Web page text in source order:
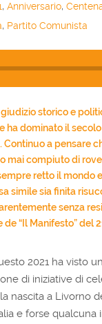
,Anniversario,
, Partito Comunista
giudizio storico e
ha dominato il
Continuo a pensare
mai compiuto di
retto il mondo
simile sia finita
senza
de “Il Manifesto” del
2021 ha visto
di iniziative di
nascita a Livorno
e forse qualcuna